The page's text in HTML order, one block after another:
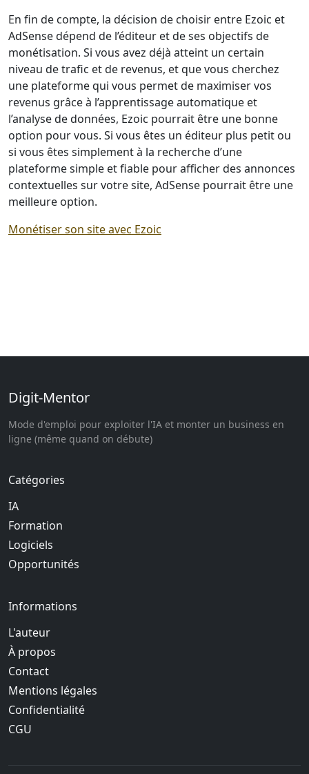
En fin de compte, la décision de choisir entre Ezoic et
AdSense dépend de l’éditeur et de ses objectifs de
monétisation. Si vous avez déjà atteint un certain
niveau de trafic et de revenus, et que vous cherchez
une plateforme qui vous permet de maximiser vos
revenus grâce à l’apprentissage automatique et
l’analyse de données, Ezoic pourrait être une bonne
option pour vous. Si vous êtes un éditeur plus petit ou
si vous êtes simplement à la recherche d’une
plateforme simple et fiable pour afficher des annonces
contextuelles sur votre site, AdSense pourrait être une
meilleure option.
Monétiser son site avec Ezoic
Digit-Mentor
Mode d'emploi pour exploiter l'IA et monter un business en
ligne (même quand on débute)
Catégories
IA
Formation
Logiciels
Opportunités
Informations
L'auteur
À propos
Contact
Mentions légales
Confidentialité
CGU